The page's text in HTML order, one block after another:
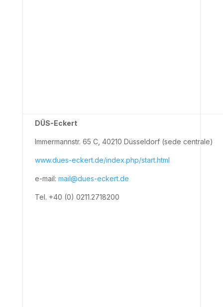
DÜS-Eckert
Immermannstr. 65 C, 40210 Düsseldorf (sede centrale)
www.dues-eckert.de/index.php/start.html
e-mail: mail@dues-eckert.de
Tel. +40 (0) 0211.2718200